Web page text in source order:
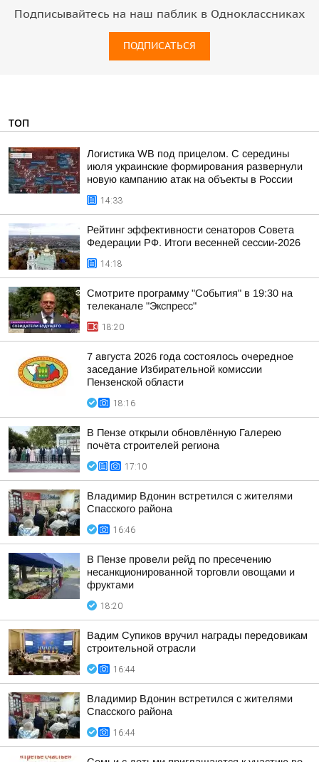
Подписывайтесь на наш паблик в Одноклассниках
ПОДПИСАТЬСЯ
ТОП
Логистика WB под прицелом. С середины
июля украинские формирования развернули
новую кампанию атак на объекты в России
14:33
Рейтинг эффективности сенаторов Совета
Федерации РФ. Итоги весенней сессии-2026
14:18
Смотрите программу "События" в 19:30 на
телеканале "Экспресс"
18:20
7 августа 2026 года состоялось очередное
заседание Избирательной комиссии
Пензенской области
18:16
В Пензе открыли обновлённую Галерею
почёта строителей региона
17:10
Владимир Вдонин встретился с жителями
Спасского района
16:46
В Пензе провели рейд по пресечению
несанкционированной торговли овощами и
фруктами
18:20
Вадим Супиков вручил награды передовикам
строительной отрасли
16:44
Владимир Вдонин встретился с жителями
Спасского района
16:44